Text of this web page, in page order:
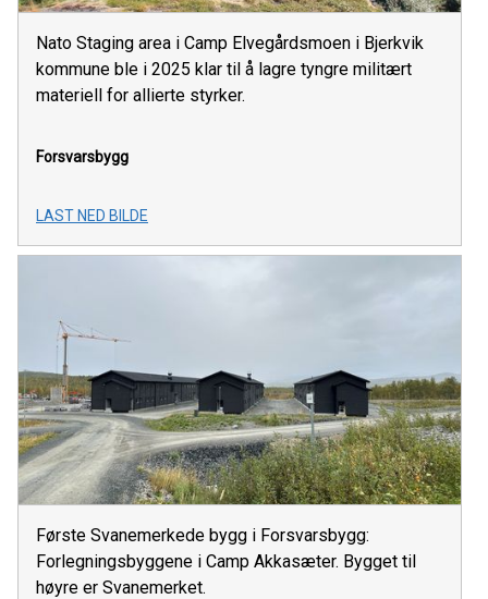
Nato Staging area i Camp Elvegårdsmoen i Bjerkvik
kommune ble i 2025 klar til å lagre tyngre militært
materiell for allierte styrker.
Forsvarsbygg
LAST NED BILDE
Første Svanemerkede bygg i Forsvarsbygg:
Forlegningsbyggene i Camp Akkasæter. Bygget til
høyre er Svanemerket.